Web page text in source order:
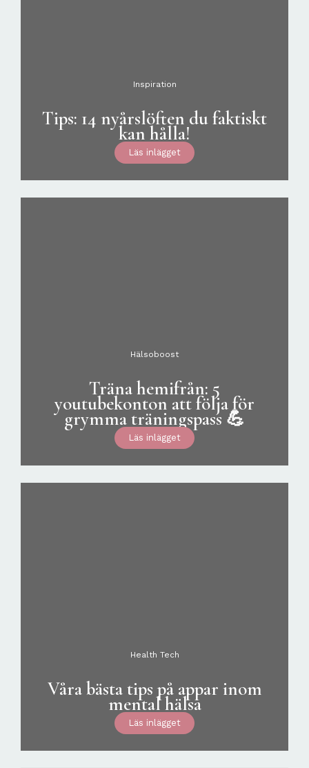
Inspiration
Tips: 14 nyårslöften du faktiskt
kan hålla!
Läs inlägget
Hälsoboost
Träna hemifrån: 5
youtubekonton att följa för
grymma träningspass 💪
Läs inlägget
Health Tech
Våra bästa tips på appar inom
mental hälsa
Läs inlägget